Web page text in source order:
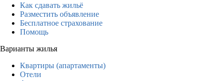
Как сдавать жильё
Разместить объявление
Бесплатное страхование
Помощь
Варианты жилья
Квартиры (апартаменты)
Отели